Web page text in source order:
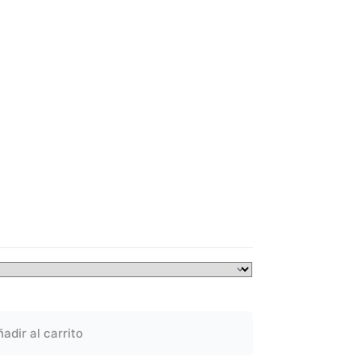
al carrito